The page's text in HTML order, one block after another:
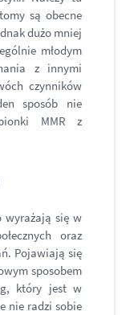
są obecne
dużo mniej
młodym
z innymi
czynników
sposób nie
MMR z
wyrażają się w
oraz
Pojawiają się
sposobem
który jest w
nie radzi sobie